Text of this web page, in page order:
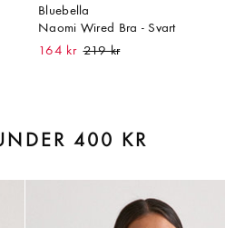
Bluebella
Naomi Wired Bra - Svart
164 kr
400 KR